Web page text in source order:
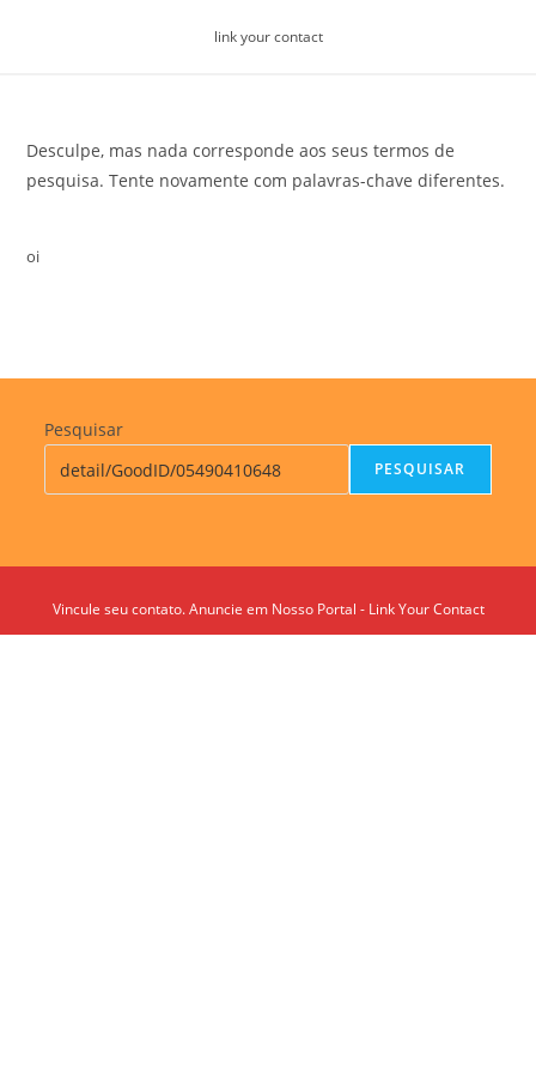
link your contact
Desculpe, mas nada corresponde aos seus termos de
pesquisa. Tente novamente com palavras-chave diferentes.
oi
Pesquisar
PESQUISAR
Vincule seu contato. Anuncie em Nosso Portal - Link Your Contact